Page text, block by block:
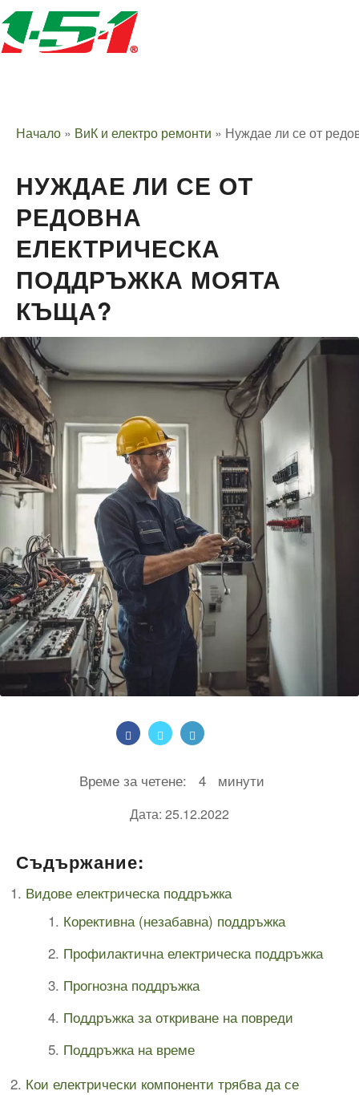
Начало » ВиК и електро ремонти » Нуждае ли се от
НУЖДАЕ ЛИ СЕ ОТ
РЕДОВНА
ЕЛЕКТРИЧЕСКА
ПОДДРЪЖКА МОЯТА
КЪЩА?
Време за четене: 4 минути
Дата: 25.12.2022
Съдържание:
Видове електрическа поддръжка
Корективна (незабавна) поддръжка
Профилактична електрическа поддръжка
Прогнозна поддръжка
Поддръжка за откриване на повреди
Поддръжка на време
Кои електрически компоненти трябва да се